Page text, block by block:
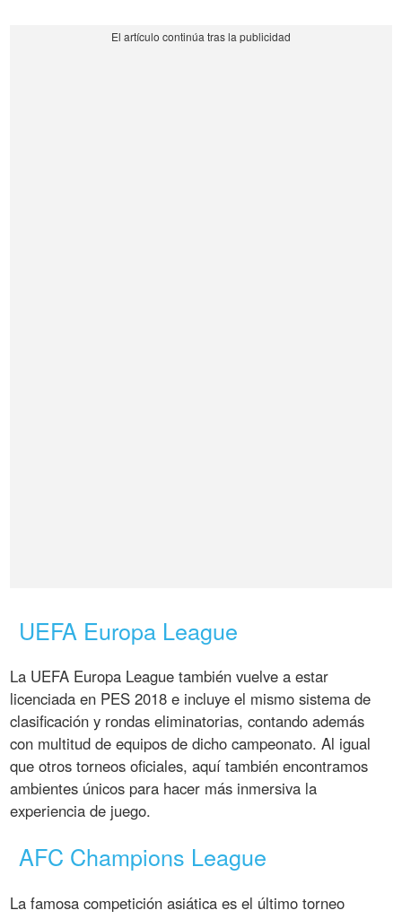
UEFA Europa League
La UEFA Europa League también vuelve a estar
licenciada en PES 2018 e incluye el mismo sistema de
clasificación y rondas eliminatorias, contando además
con multitud de equipos de dicho campeonato. Al igual
que otros torneos oficiales, aquí también encontramos
ambientes únicos para hacer más inmersiva la
experiencia de juego.
AFC Champions League
La famosa competición asiática es el último torneo